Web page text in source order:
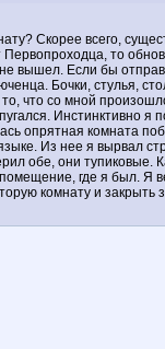
Скорее всего,
то
вышел. Если бы
Бочки, стулья,
что со мной
Инстинктивно
опрятная
Из нее я вырвал
обе, они
где я был. Я
комнату и